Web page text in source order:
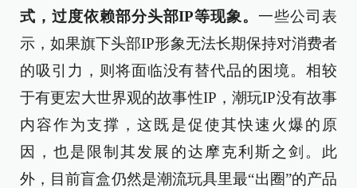
式，过度依赖部分头部IP等现象。一些公司表
示，如果旗下头部IP形象无法长期保持对消费者
的吸引力，则将面临没有替代品的困境。相较
于有更宏大世界观的故事性IP，潮玩IP没有故事
内容作为支撑，这既是促使其快速火爆的原
因，也是限制其发展的达摩克利斯之剑。此
外，目前盲盒仍然是潮流玩具里最“出圈”的产品